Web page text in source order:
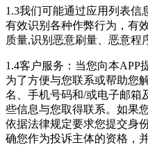
1.3我们可能通过应用列表
有效识别各种作弊行为，有
质量,识别恶意刷量、恶意程
1.4客户服务：当您向本APP
为了方便与您联系或帮助您
名、手机号码和/或电子邮箱
些信息与您取得联系。如果
依据法律规定要求您提交身
确您作为投诉主体的资格，